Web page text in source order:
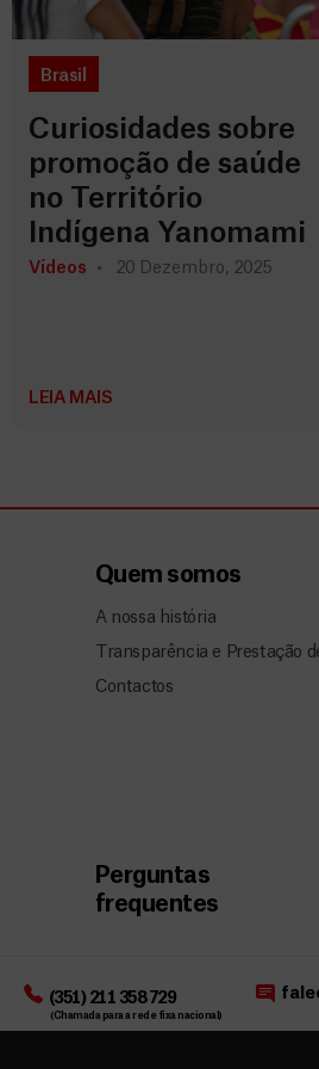
Brasil
Curiosidades sobre
promoção de saúde
no Território
Indígena Yanomami
Vídeos 20 Dezembro, 2025
LEIA MAIS
Quem somos
A nossa história
Transparência e Prestação
Contactos
Perguntas
frequentes
(351) 211 358 729
(Chamada para a rede fixa nacional)